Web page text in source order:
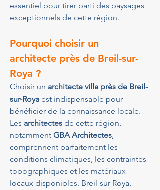
essentiel pour tirer parti des paysages
exceptionnels de cette région.
Pourquoi choisir un
architecte près de Breil-sur-
Roya ?
Choisir un architecte villa près de Breil-
sur-Roya est indispensable pour
bénéficier de la connaissance locale.
Les architectes de cette région,
notamment GBA Architectes,
comprennent parfaitement les
conditions climatiques, les contraintes
topographiques et les matériaux
locaux disponibles. Breil-sur-Roya,